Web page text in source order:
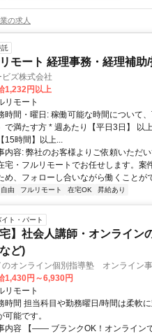
の求人
モート 経理事務・経理補助
ビズ株式会社
1,232円以上
リモート
時間・曜日: 稼働可能な時間について
で満たす方 * 週あたり【平日3日】 以
15時間】以上...
内容: 弊社のお客様よりご依頼いただ
宅・フルリモートでお任せします。
め、フォローし合いながら働くことが
由 フルリモート 在宅OK 昇給あり
イト・パート
宅】社会人講師・オンライン
ど)
のオンライン個別指導塾 オンライン
1,430円～6,930円
リモート
時間 担当科目や勤務曜日/時間は柔軟
可能です。
内容 【―― ブランクOK！オンライ